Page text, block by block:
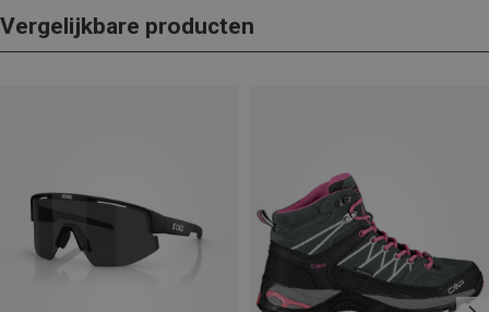
Vergelijkbare producten